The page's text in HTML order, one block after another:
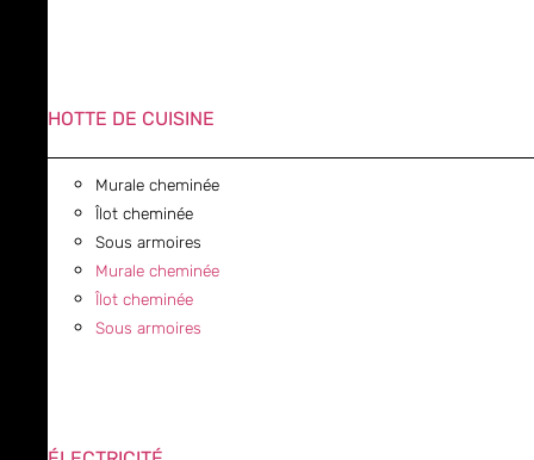
HOTTE DE CUISINE
Murale cheminée
Îlot cheminée
Sous armoires
Murale cheminée
Îlot cheminée
Sous armoires